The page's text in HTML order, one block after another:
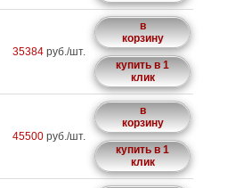
35384 руб./шт.
в
корзину
купить в 1
клик
45500 руб./шт.
в
корзину
купить в 1
клик